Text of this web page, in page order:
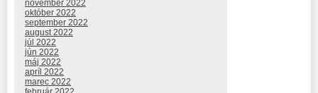
november 2022
október 2022
september 2022
august 2022
júl 2022
jún 2022
máj 2022
apríl 2022
marec 2022